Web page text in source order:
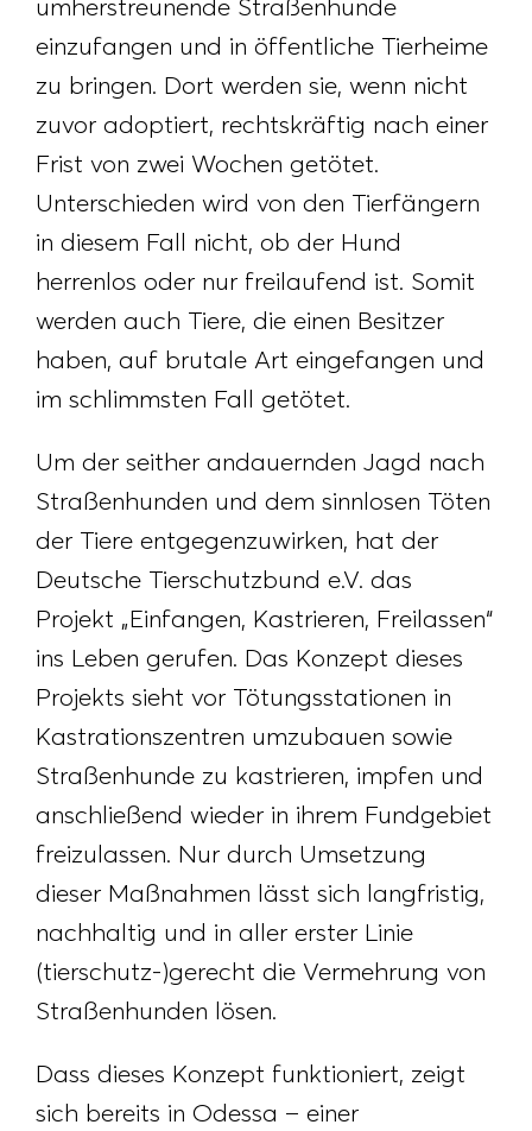
umherstreunende Straßenhunde
einzufangen und in öffentliche Tierheime
zu bringen. Dort werden sie, wenn nicht
zuvor adoptiert, rechtskräftig nach einer
Frist von zwei Wochen getötet.
Unterschieden wird von den Tierfängern
in diesem Fall nicht, ob der Hund
herrenlos oder nur freilaufend ist. Somit
werden auch Tiere, die einen Besitzer
haben, auf brutale Art eingefangen und
im schlimmsten Fall getötet.
Um der seither andauernden Jagd nach
Straßenhunden und dem sinnlosen Töten
der Tiere entgegenzuwirken, hat der
Deutsche Tierschutzbund e.V. das
Projekt „Einfangen, Kastrieren, Freilassen“
ins Leben gerufen. Das Konzept dieses
Projekts sieht vor Tötungsstationen in
Kastrationszentren umzubauen sowie
Straßenhunde zu kastrieren, impfen und
anschließend wieder in ihrem Fundgebiet
freizulassen. Nur durch Umsetzung
dieser Maßnahmen lässt sich langfristig,
nachhaltig und in aller erster Linie
(tierschutz-)gerecht die Vermehrung von
Straßenhunden lösen.
Dass dieses Konzept funktioniert, zeigt
sich bereits in Odessa – einer